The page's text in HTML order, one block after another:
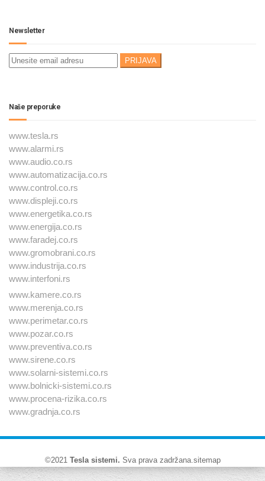
Newsletter
Naše preporuke
www.tesla.rs
www.alarmi.rs
www.audio.co.rs
www.automatizacija.co.rs
www.control.co.rs
www.displeji.co.rs
www.energetika.co.rs
www.energija.co.rs
www.faradej.co.rs
www.gromobrani.co.rs
www.industrija.co.rs
www.interfoni.rs
www.kamere.co.rs
www.merenja.co.rs
www.perimetar.co.rs
www.pozar.co.rs
www.preventiva.co.rs
www.sirene.co.rs
www.solarni-sistemi.co.rs
www.bolnicki-sistemi.co.rs
www.procena-rizika.co.rs
www.gradnja.co.rs
©2021 Tesla sistemi. Sva prava zadržana.sitemap